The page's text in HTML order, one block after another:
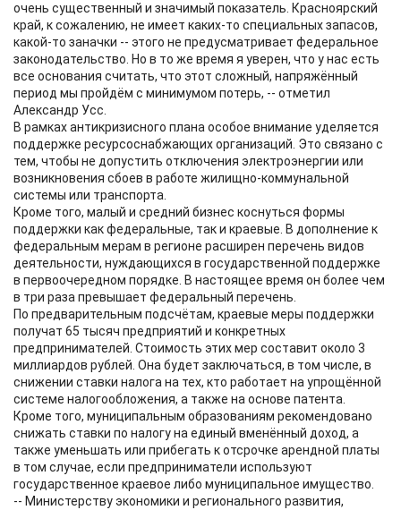
очень существенный и значимый показатель. Красноярский
край, к сожалению, не имеет каких-то специальных запасов,
какой-то заначки -- этого не предусматривает федеральное
законодательство. Но в то же время я уверен, что у нас есть
все основания считать, что этот сложный, напряжённый
период мы пройдём с минимумом потерь, -- отметил
Александр Усс.
В рамках антикризисного плана особое внимание уделяется
поддержке ресурсоснабжающих организаций. Это связано с
тем, чтобы не допустить отключения электроэнергии или
возникновения сбоев в работе жилищно-коммунальной
системы или транспорта.
Кроме того, малый и средний бизнес коснуться формы
поддержки как федеральные, так и краевые. В дополнение к
федеральным мерам в регионе расширен перечень видов
деятельности, нуждающихся в государственной поддержке
в первоочередном порядке. В настоящее время он более чем
в три раза превышает федеральный перечень.
По предварительным подсчётам, краевые меры поддержки
получат 65 тысяч предприятий и конкретных
предпринимателей. Стоимость этих мер составит около 3
миллиардов рублей. Она будет заключаться, в том числе, в
снижении ставки налога на тех, кто работает на упрощённой
системе налогообложения, а также на основе патента.
Кроме того, муниципальным образованиям рекомендовано
снижать ставки по налогу на единый вменённый доход, а
также уменьшать или прибегать к отсрочке арендной платы
в том случае, если предприниматели используют
государственное краевое либо муниципальное имущество.
-- Министерству экономики и регионального развития,